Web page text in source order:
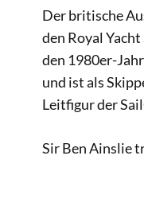
Der britische
den Royal
den 1980er-
und ist als
Leitfigur der
Sir Ben Ainslie